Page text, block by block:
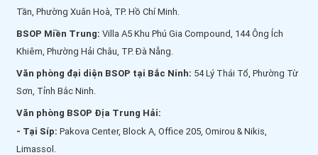
Tần, Phường Xuân Hoà, TP. Hồ Chí Minh.
BSOP Miền Trung: Villa A5 Khu Phú Gia Compound, 144 Ông Ích
Khiêm, Phường Hải Châu, TP. Đà Nẵng.
Văn phòng đại diện BSOP tại Bắc Ninh: 54 Lý Thái Tổ, Phường Từ
Sơn, Tỉnh Bắc Ninh.
Văn phòng BSOP Địa Trung Hải:
- Tại Síp: Pakova Center, Block A, Office 205, Omirou & Nikis,
Limassol.